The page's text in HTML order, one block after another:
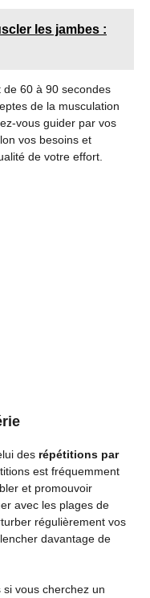
les jambes :
de 60 à 90 secondes
de la musculation
vous guider par vos
vos besoins et
de votre effort.
des répétitions par
est fréquemment
et promouvoir
avec les plages de
régulièrement vos
davantage de
vous cherchez un